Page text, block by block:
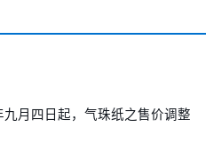
月四日起，气珠纸之售价调整